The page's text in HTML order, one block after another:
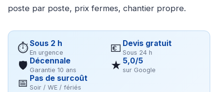
poste par poste, prix fermes, chantier propre.
⏱Sous 2 h
En urgence 💶 Devis gratuit
Sous 24 h
🛡 Décennale
Garantie 10 ans ★ 5,0/5
sur Google
📅 Pas de surcoût
Soir / WE / fériés